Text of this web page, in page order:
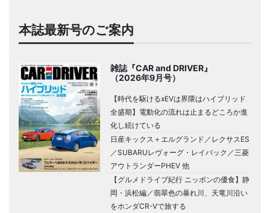
本誌最新号のご案内
雑誌『CAR and DRIVER』
（2026年9月号）
【時代を駆けるxEVは界隈はハイブリッド
全盛期】電動化の流れは止まるどころか進
化し続けている
日産キックス＋エルグランド／レクサスES
／SUBARUレヴォーグ・レイバック／三菱
アウトランダーPHEV 他
【グルメドライブ紀行 ニッポンの優食】静
岡・浜松編／翡翠色の暴れ川、天竜川沿い
をホンダCR-Vで旅する